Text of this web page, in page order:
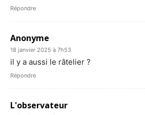
Répondre
Anonyme
18 janvier 2025 à 7h53
il y a aussi le râtelier ?
Répondre
L'observateur